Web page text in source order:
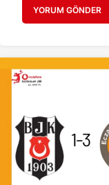
YORUM GÖNDER